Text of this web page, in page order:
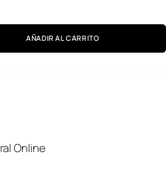
AÑADIR AL CARRITO
Online